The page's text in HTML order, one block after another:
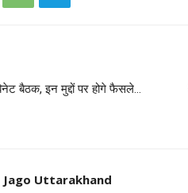
बैठक, इन मुद्दों पर होगे फैसले…
Jago Uttarakhand